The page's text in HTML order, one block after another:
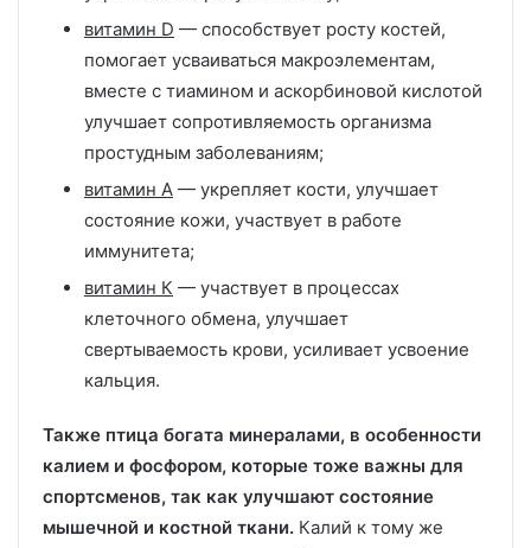
витамин D — способствует росту костей,
помогает усваиваться макроэлементам,
вместе с тиамином и аскорбиновой кислотой
улучшает сопротивляемость организма
простудным заболеваниям;
витамин А — укрепляет кости, улучшает
состояние кожи, участвует в работе
иммунитета;
витамин К — участвует в процессах
клеточного обмена, улучшает
свертываемость крови, усиливает усвоение
кальция.
Также птица богата минералами, в особенности
калием и фосфором, которые тоже важны для
спортсменов, так как улучшают состояние
мышечной и костной ткани. Калий к тому же